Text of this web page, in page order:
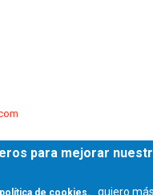
para mejorar
de cookies. quiero